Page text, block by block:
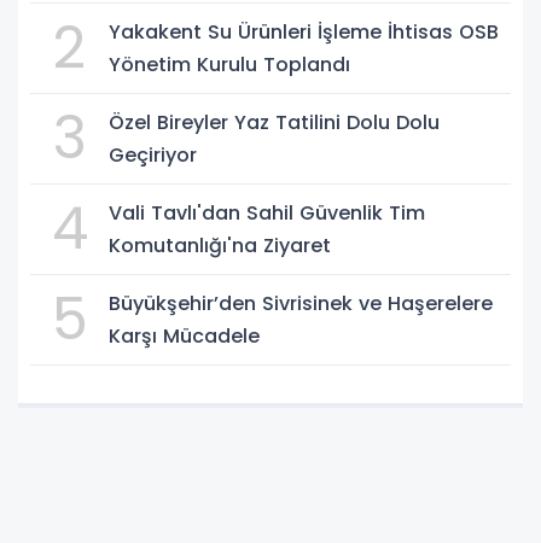
2
Yakakent Su Ürünleri İşleme İhtisas OSB
Yönetim Kurulu Toplandı
3
Özel Bireyler Yaz Tatilini Dolu Dolu
Geçiriyor
4
Vali Tavlı'dan Sahil Güvenlik Tim
Komutanlığı'na Ziyaret
5
Büyükşehir’den Sivrisinek ve Haşerelere
Karşı Mücadele